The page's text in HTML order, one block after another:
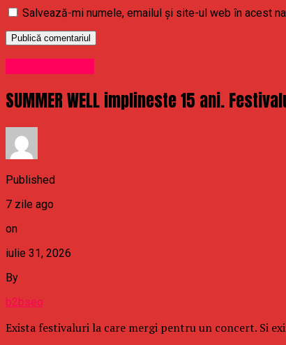
Salvează-mi numele, emailul și site-ul web în acest
SUMMER WELL implineste 15 ani.
Published
7 zile ago
on
iulie 31, 2026
By
b2bseo
Exista festivaluri la care mergi pentru un concert. Si